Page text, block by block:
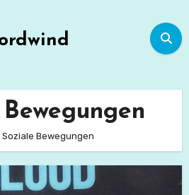
Soziale Bewegungen